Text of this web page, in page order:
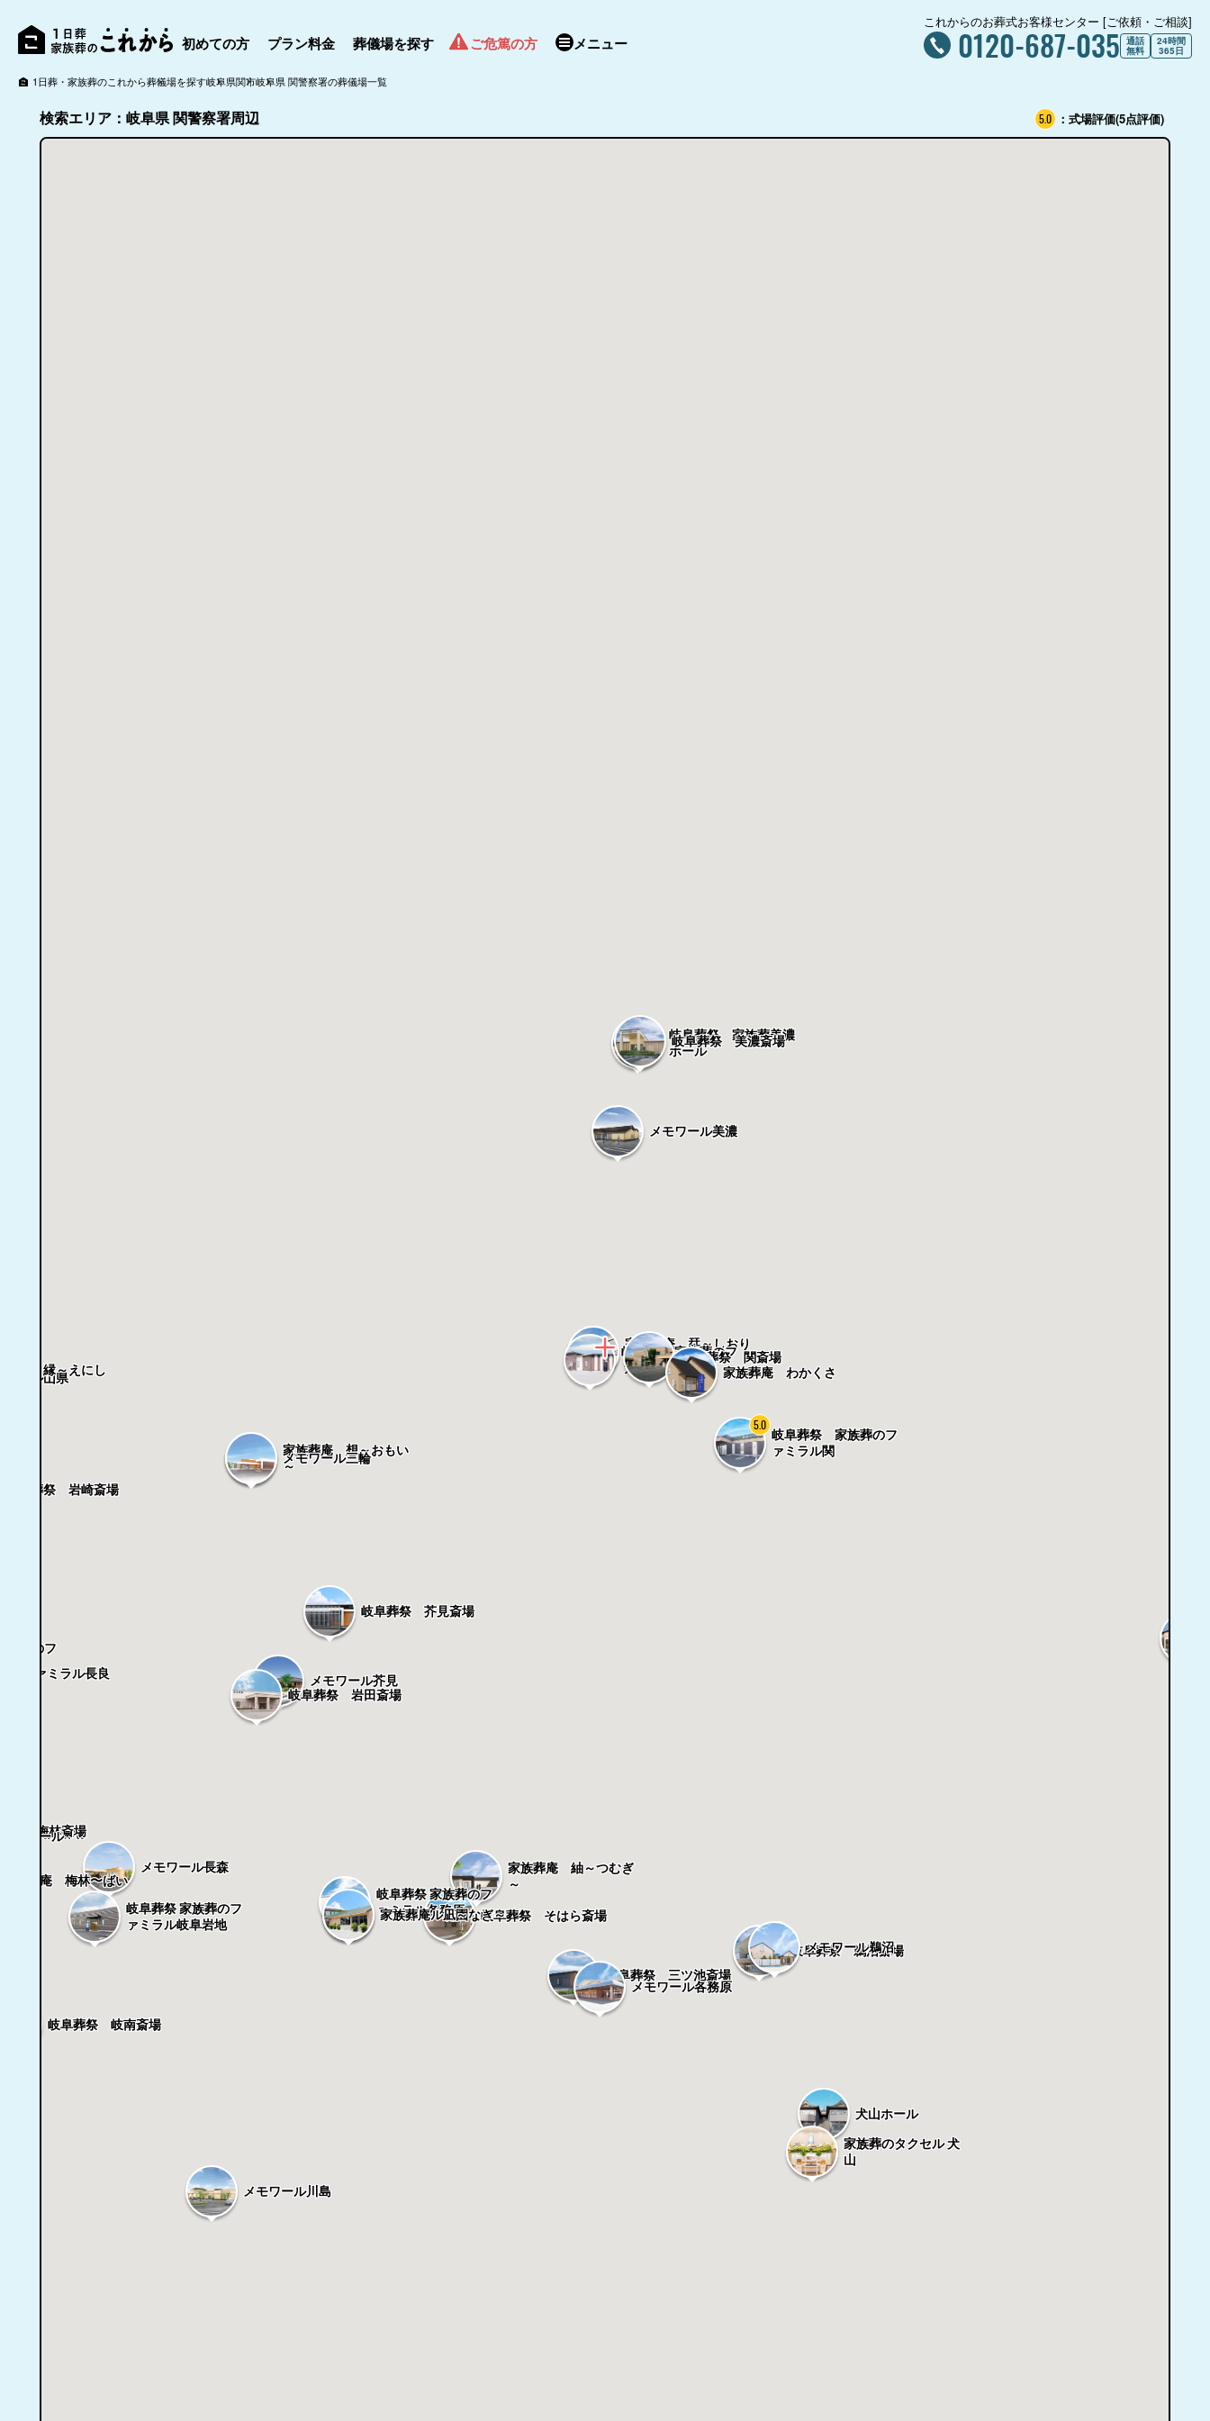
初めての方 プラン料金 葬儀場を探す ご危篤の方 メニュー
これからのお葬式お客様センター [ご依頼・ご相談]
0120-687-035 通話
無料
24時間
365日
1日葬・家族葬のこれから葬儀場を探す岐阜県関市岐阜県 関警察署の葬儀場一覧
検索エリア：岐阜県 関警察署周辺 5.0 ：式場評価(5点評価)
メモワール関
家族葬庵 栞～しおり
～
岐阜葬祭 家族葬のフ
ァミラル関池田
岐阜葬祭 関斎場
家族葬庵 わかくさ
岐阜葬祭 家族葬のフ
ァミラル関
5.0
メモワール美濃
岐阜葬祭 家族葬美濃
ホール
岐阜葬祭 美濃斎場
家族葬庵 想～おもい
～
メモワール三輪
岐阜葬祭 芥見斎場
メモワール芥見
岐阜葬祭 岩田斎場
家族葬庵 紬～つむぎ
～
岐阜葬祭 そはら斎場
岐阜葬祭 家族葬のフ
ァミラル各務原
メモワール花園
家族葬庵 凪～なぎ～
岐阜葬祭 鵜沼斎場
5.0
メモワール鵜沼
岐阜葬祭 三ツ池斎場
メモワール各務原
岐阜葬祭 岩崎斎場
ワール山県
葬庵 縁～えにし
ファミラル長良
メモワール長森
族葬のフ
岐阜葬祭 家族葬のフ
ァミラル岐阜岩地
犬山ホール
葬祭 鶴見斎場
祭 梅林斎場
央ホール
家族葬のタクセル 犬
山
家族葬庵 梅林〜ばい
岐阜葬祭 岐南斎場
メモワール川島